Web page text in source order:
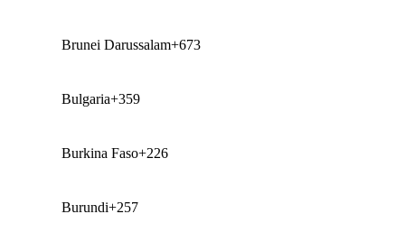
Brunei Darussalam+673
Bulgaria+359
Burkina Faso+226
Burundi+257